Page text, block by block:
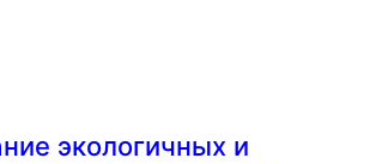
экологичных и